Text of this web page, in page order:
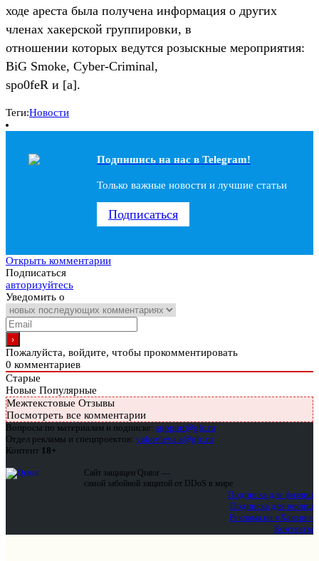
ходе ареста была получена информация о других
членах хакерской группировки, в
отношении которых ведутся розыскные мероприятия:
BiG Smoke, Cyber-Criminal,
spo0feR и [a].
Теги:Новости
Подпишись на наc в Telegram!
Только важные новости и лучшие статьи
Подписаться
Открыть комментарии
Подписаться
авторизуйтесь
Уведомить о
Пожалуйста, войдите, чтобы прокомментировать
0 комментариев
Старые
Новые Популярные
Межтекстовые Отзывы
Посмотреть все комментарии
Вопросы по материалам и подписке: support@glc.ru
Отдел рекламы и спецпроектов: yakovleva.a@glc.ru
Контент 18+
Сайт защищен Qrator —
самой забойной защитой от DDoS в мире
Подписка для физлиц
Подписка для юрлиц
Реклама на «Хакере»
Контакты